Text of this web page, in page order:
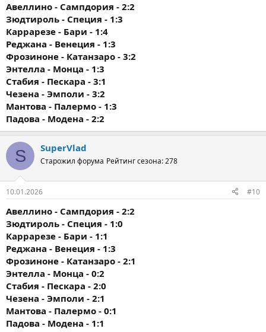
Авеллино - Сампдория - 2:2
Зюдтироль - Специя - 1:3
Каррарезе - Бари - 1:4
Реджана - Венеция - 1:3
Фрозиноне - Катанзаро - 3:2
Энтелла - Монца - 1:3
Стабия - Пескара - 3:1
Чезена - Эмполи - 3:2
Мантова - Палермо - 1:3
Падова - Модена - 2:2
S SuperVlad
Старожил форума Рейтинг сезона: 278
10.01.2026 #10
Авеллино - Сампдория - 2:2
Зюдтироль - Специя - 1:0
Каррарезе - Бари - 1:1
Реджана - Венеция - 1:3
Фрозиноне - Катанзаро - 2:1
Энтелла - Монца - 0:2
Стабия - Пескара - 2:0
Чезена - Эмполи - 2:1
Мантова - Палермо - 0:1
Падова - Модена - 1:1